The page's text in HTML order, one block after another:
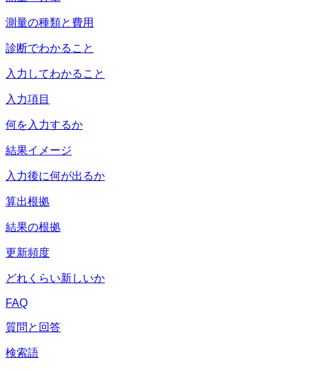
測量の種類と費用
診断でわかること
入力してわかること
入力項目
何を入力するか
結果イメージ
入力後に何が出るか
算出根拠
結果の根拠
更新頻度
どれくらい新しいか
FAQ
質問と回答
検索語